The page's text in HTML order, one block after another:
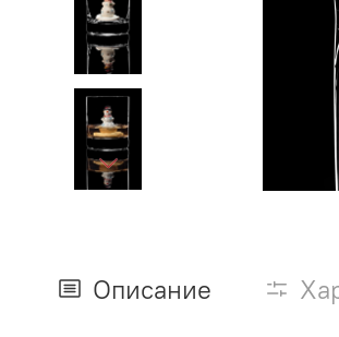
Описание